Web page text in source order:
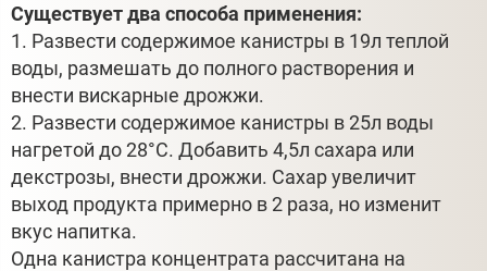
Существует два способа применения:
1. Развести содержимое канистры в 19л теплой
воды, размешать до полного растворения и
внести вискарные дрожжи.
2. Развести содержимое канистры в 25л воды
нагретой до 28°С. Добавить 4,5л сахара или
декстрозы, внести дрожжи. Сахар увеличит
выход продукта примерно в 2 раза, но изменит
вкус напитка.
Одна канистра концентрата рассчитана на